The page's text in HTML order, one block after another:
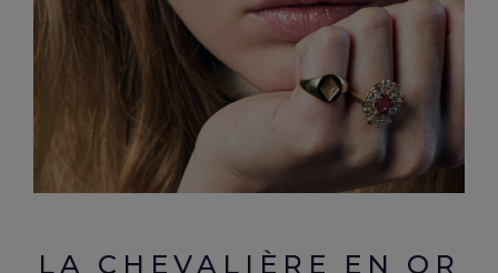
LA CHEVALIÈRE EN OR